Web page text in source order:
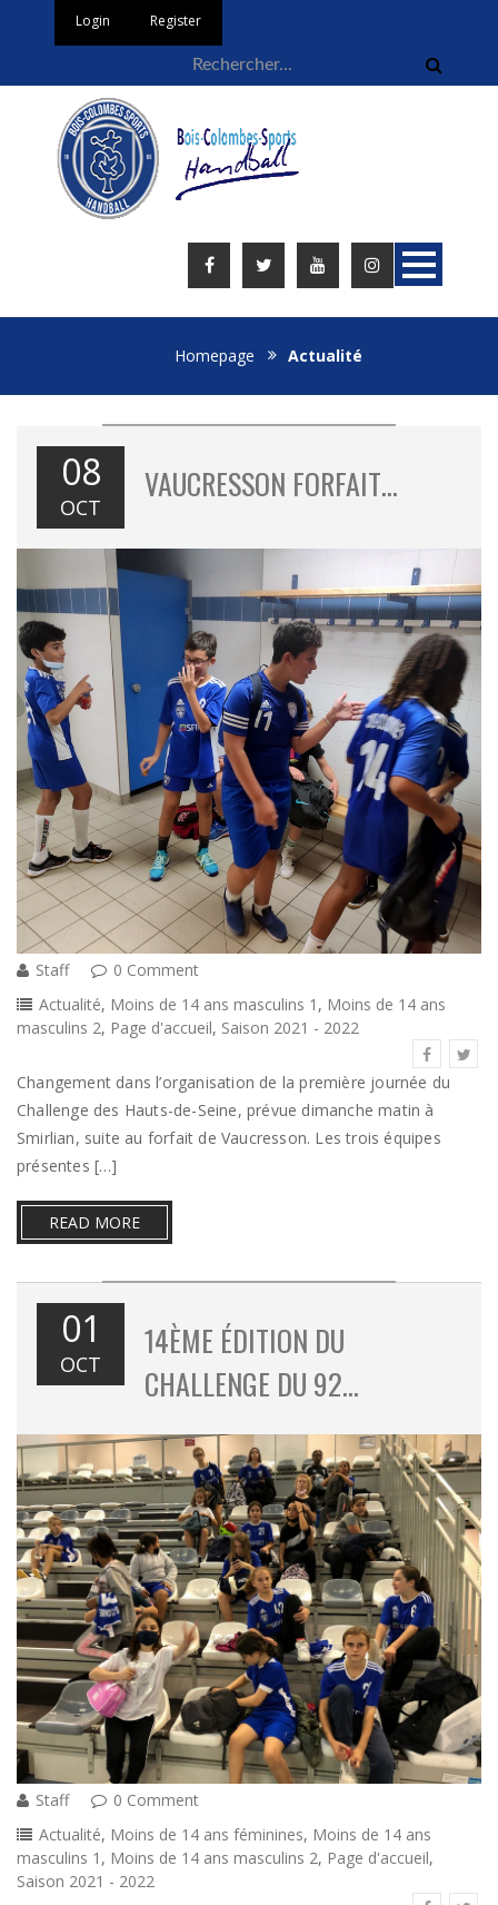
Login Register
Homepage Actualité
08
OCT
VAUCRESSON FORFAIT…
Staff
0 Comment
Actualité, Moins de 14 ans masculins 1 , Moins de 14 ans
masculins 2, Page d'accueil, Saison 2021 - 2022
Changement dans l’organisation de la première journée du
Challenge des Hauts-de-Seine, prévue dimanche matin à
Smirlian, suite au forfait de Vaucresson. Les trois équipes
présentes […]
READ MORE
01
OCT
14ÈME ÉDITION DU
CHALLENGE DU 92…
Staff
0 Comment
Actualité, Moins de 14 ans féminines, Moins de 14 ans
masculins 1 , Moins de 14 ans masculins 2, Page d'accueil,
Saison 2021 - 2022